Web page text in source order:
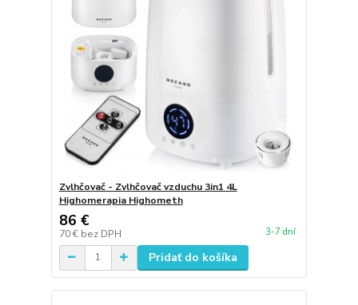
Zvlhčovač - Zvlhčovač vzduchu 3in1 4L
Highomerapia Highometh
86 €
70 € bez DPH 3-7 dní
Pridať do košíka